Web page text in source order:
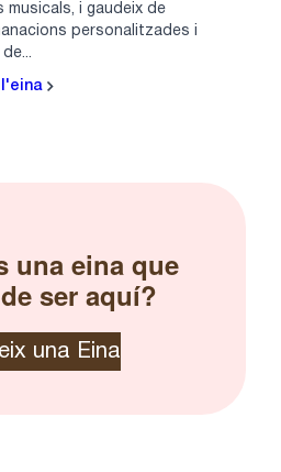
musicals, i gaudeix de
personalitzades i
de...
l'eina
una eina que
ser aquí?
una Eina